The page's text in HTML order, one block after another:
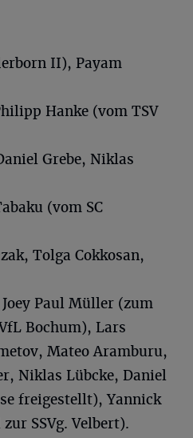
II), Payam
Hanke (vom TSV
Grebe, Niklas
(vom SC
Tolga Cokkosan,
Paul Müller (zum
Bochum), Lars
Mateo Aramburu,
Niklas Lübcke, Daniel
freigestellt), Yannick
SSVg. Velbert).